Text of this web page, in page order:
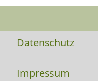
Datenschutz
Impressum